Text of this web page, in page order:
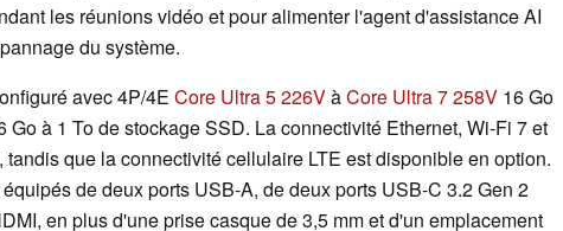
les réunions vidéo et pour alimenter l'agent d'assistance AI
du système.
avec 4P/4E Core Ultra 5 226VàCore Ultra 7 258V 16 Go
Go à 1 To de stockage SSD. La connectivité Ethernet, Wi-Fi 7 et
tandis que la connectivité cellulaire LTE est disponible en option.
de deux ports USB-A, de deux ports USB-C 3.2 Gen 2
en plus d'une prise casque de 3,5 mm et d'un emplacement